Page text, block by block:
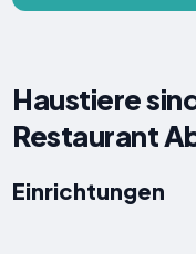
Haustiere
Restaurant
Einrichtungen